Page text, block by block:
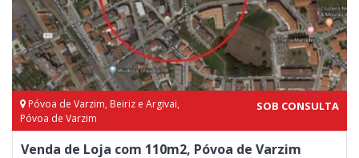
Póvoa de Varzim, Beiriz e Argivai,
Póvoa de Varzim
SOB CONSULTA
Venda de Loja com 110m2, Póvoa de Varzim